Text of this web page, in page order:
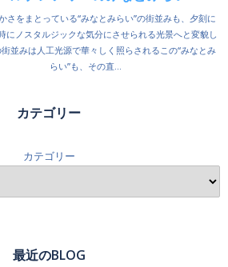
カテゴリー
カテゴリー
最近のBLOG